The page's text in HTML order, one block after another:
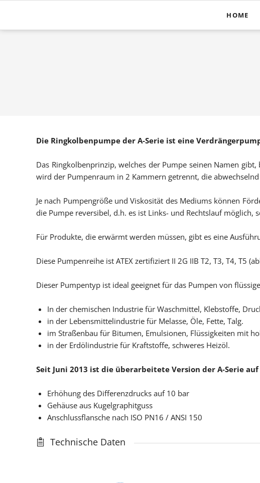
HOME
Die Ringkolbenpumpe der A-Serie ist eine
Das Ringkolbenprinzip, welches der Pumpe seinen Namen
wird der Pumpenraum in 2 Kammern getrennt, die
Je nach Pumpengröße und Viskosität des Mediums können
die Pumpe reversibel, d.h. es ist Links- und Rechtslauf
Für Produkte, die erwärmt werden müssen, gibt es eine
Diese Pumpenreihe ist ATEX zertifiziert II 2G IIB T2, T3, T4, T5
Dieser Pumpentyp ist ideal geeignet für das Pumpen von
In der chemischen Industrie für Waschmittel, Klebstoffe,
in der Lebensmittelindustrie für Melasse, Öle, Fette, Talg.
im Straßenbau für Bitumen, Emulsionen, Flüssigkeiten mit
in der Erdölindustrie für Kraftstoffe, schweres Heizöl.
Seit Juni 2013 ist die überarbeitete Version der A-Serie
Erhöhung des Differenzdrucks auf 10 bar
Gehäuse aus Kugelgraphitguss
Anschlussflansche nach ISO PN16 / ANSI 150
Technische Daten